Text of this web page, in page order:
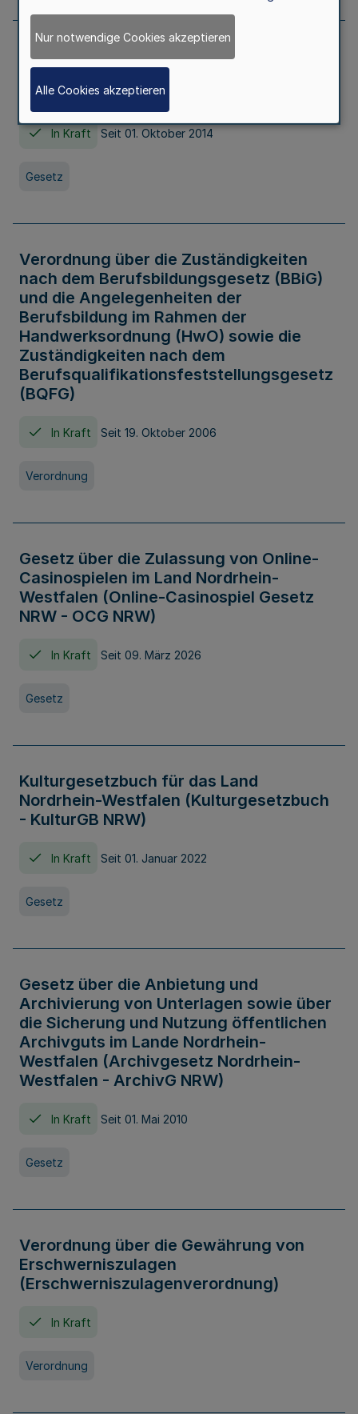
Gesetz über die Hochschulen des Landes
Nordrhein-Westfalen (Hochschulgesetz -
HG)
In Kraft Seit 01. Oktober 2014
Gesetz
Verordnung über die Zuständigkeiten
nach dem Berufsbildungsgesetz (BBiG)
und die Angelegenheiten der
Berufsbildung im Rahmen der
Handwerksordnung (HwO) sowie die
Zuständigkeiten nach dem
Berufsqualifikationsfeststellungsgesetz
(BQFG)
In Kraft Seit 19. Oktober 2006
Verordnung
Gesetz über die Zulassung von Online-
Casinospielen im Land Nordrhein-
Westfalen (Online-Casinospiel Gesetz
NRW - OCG NRW)
In Kraft Seit 09. März 2026
Gesetz
Kulturgesetzbuch für das Land
Nordrhein-Westfalen (Kulturgesetzbuch
- KulturGB NRW)
In Kraft Seit 01. Januar 2022
Gesetz
Gesetz über die Anbietung und
Archivierung von Unterlagen sowie über
die Sicherung und Nutzung öffentlichen
Archivguts im Lande Nordrhein-
Westfalen (Archivgesetz Nordrhein-
Westfalen - ArchivG NRW)
In Kraft Seit 01. Mai 2010
Gesetz
Verordnung über die Gewährung von
Erschwerniszulagen
(Erschwerniszulagenverordnung)
In Kraft
Verordnung
Nur notwendige Cookies akzeptieren
Alle Cookies akzeptieren